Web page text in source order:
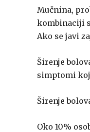
Mučnina,
kombinaciji
Ako se javi
Širenje
simptomi
Širenje
Oko 10%